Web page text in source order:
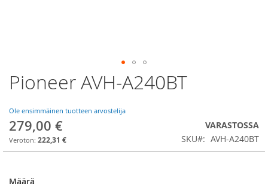
Pioneer AVH-A240BT
Ole ensimmäinen tuotteen arvostelija
279,00 €
222,31 €
VARASTOSSA
SKU
AVH-A240BT
Määrä
Skip
to
beginning
of
the